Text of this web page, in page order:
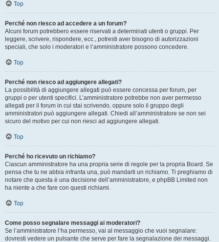
Top
Perché non riesco ad accedere a un forum?
Alcuni forum potrebbero essere riservati a determinati utenti o gruppi. Per
leggere, scrivere, rispondere, ecc., potresti aver bisogno di autorizzazioni
speciali, che solo i moderatori e l’amministratore possono concedere.
Top
Perché non riesco ad aggiungere allegati?
La possibilità di aggiungere allegati può essere concessa per forum, per
gruppi o per utenti specifici. L’amministratore potrebbe non aver permesso
allegati per il forum in cui stai scrivendo, oppure solo il gruppo degli
amministratori può aggiungere allegati. Chiedi all’amministratore se non sei
sicuro del motivo per cui non riesci ad aggiungere allegati.
Top
Perché ho ricevuto un richiamo?
Ciascun amministratore ha una propria serie di regole per la propria Board. Se
pensa che tu ne abbia infranta una, può mandarti un richiamo. Ti preghiamo di
notare che questa è una decisione dell’amministratore, e phpBB Limited non
ha niente a che fare con questi richiami.
Top
Come posso segnalare messaggi ai moderatori?
Se l’amministratore l’ha permesso, vai al messaggio che vuoi segnalare:
dovresti vedere un pulsante che serve per fare la segnalazione dei messaggi.